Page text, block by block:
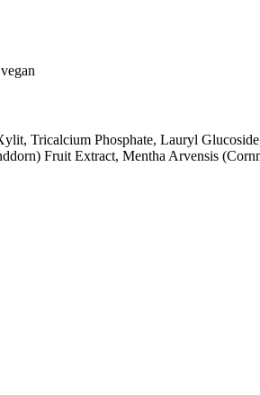
Tricalcium Phosphate, Lauryl
Fruit Extract, Mentha Arvensis